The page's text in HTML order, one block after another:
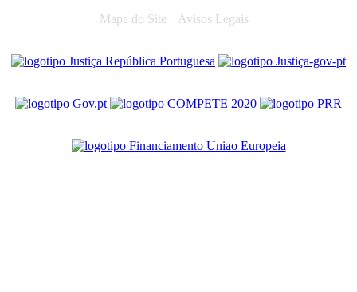
Mapa do Site Avisos Legais